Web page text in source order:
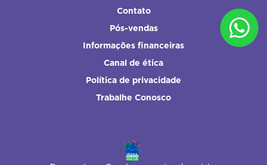
Contato
Pós-vendas
Informações financeiras
Canal de ética
Política de privacidade
Trabalhe Conosco